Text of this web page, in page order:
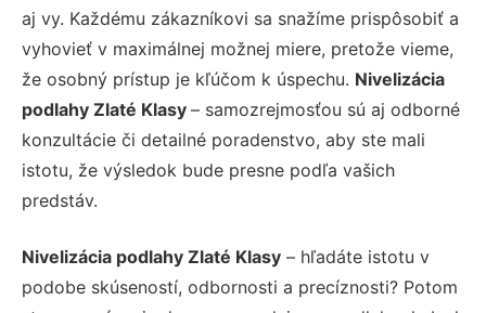
aj vy. Každému zákazníkovi sa snažíme prispôsobiť a
vyhovieť v maximálnej možnej miere, pretože vieme,
že osobný prístup je kľúčom k úspechu. Nivelizácia
podlahy Zlaté Klasy – samozrejmosťou sú aj odborné
konzultácie či detailné poradenstvo, aby ste mali
istotu, že výsledok bude presne podľa vašich
predstáv.
Nivelizácia podlahy Zlaté Klasy – hľadáte istotu v
podobe skúseností, odbornosti a precíznosti? Potom